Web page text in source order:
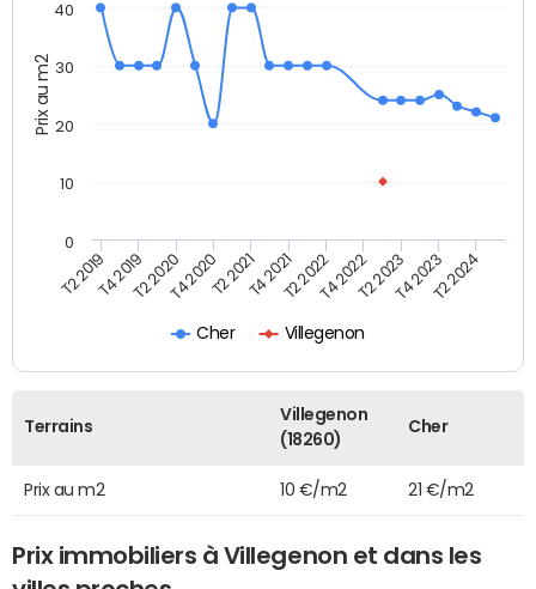
Prix au m2
Cher Villegenon
T2 2019T4 2019T2 2020T4 2020T2 2021T4 2021T2 2022T4 2022T2 2023T4 2023T2 2024
0
10
20
30
40
Terrains
Villegenon
(18260)
Cher
Prix au m2 10 €/m2 21 €/m2
Prix immobiliers à Villegenon et dans les